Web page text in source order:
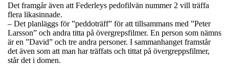
Det framgår även att Federleys pedofilvän nummer 2 vill träffa
flera likasinnade.
– Det planläggs för ”peddoträff” för att tillsammans med ”Peter
Larsson” och andra titta på övergrepsfilmer. En person som nämns
är en ”David” och tre andra personer. I sammanhanget framstår
det även som att man har träffats och tittat på övergreppsfilmer,
står det i domen.